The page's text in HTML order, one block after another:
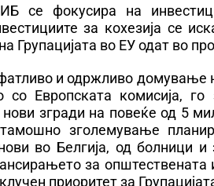
се фокусира на
за кохезија се
Групацијата во ЕУ одат во
и одржливо домување
со Европската комисија,
згради на повеќе од 5
зголемување
во Белгија, од болници
за општествената
приоритет за